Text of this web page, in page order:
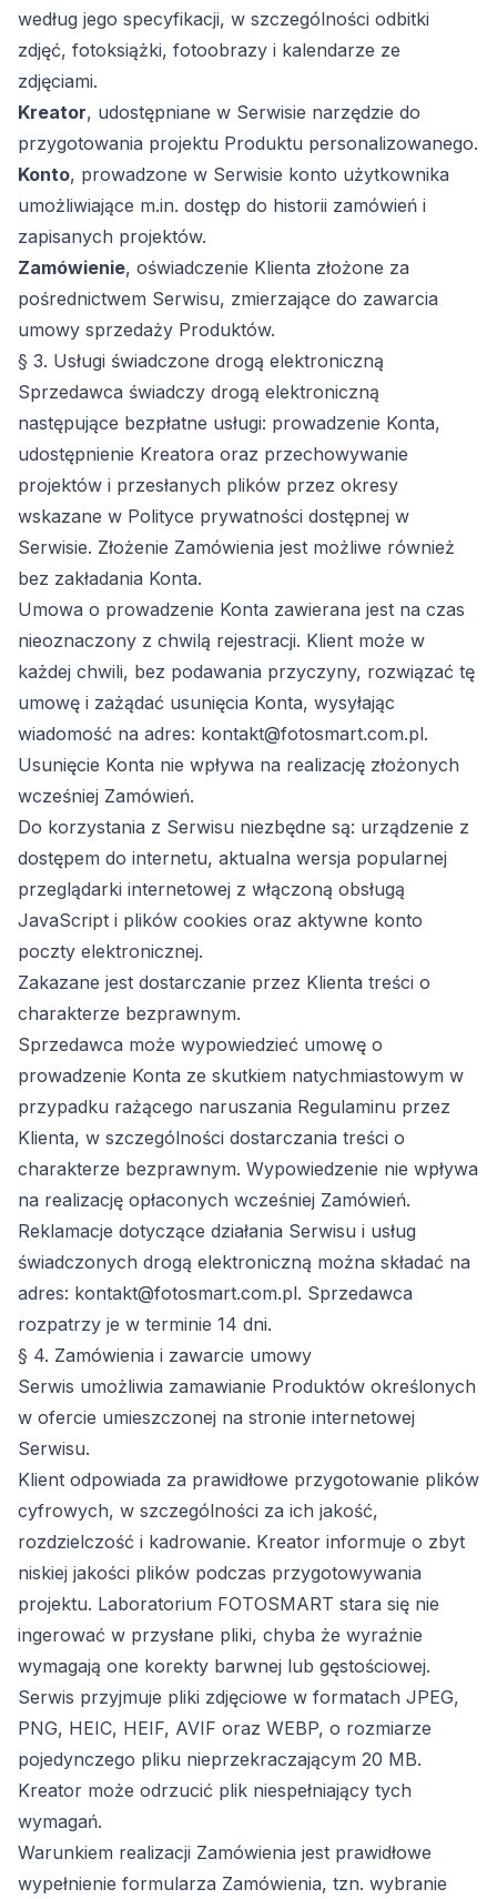
według jego specyfikacji, w szczególności odbitki
zdjęć, fotoksiążki, fotoobrazy i kalendarze ze
zdjęciami.
Kreator, udostępniane w Serwisie narzędzie do
przygotowania projektu Produktu personalizowanego.
Konto, prowadzone w Serwisie konto użytkownika
umożliwiające m.in. dostęp do historii zamówień i
zapisanych projektów.
Zamówienie, oświadczenie Klienta złożone za
pośrednictwem Serwisu, zmierzające do zawarcia
umowy sprzedaży Produktów.
§ 3. Usługi świadczone drogą elektroniczną
Sprzedawca świadczy drogą elektroniczną
następujące bezpłatne usługi: prowadzenie Konta,
udostępnienie Kreatora oraz przechowywanie
projektów i przesłanych plików przez okresy
wskazane w Polityce prywatności dostępnej w
Serwisie. Złożenie Zamówienia jest możliwe również
bez zakładania Konta.
Umowa o prowadzenie Konta zawierana jest na czas
nieoznaczony z chwilą rejestracji. Klient może w
każdej chwili, bez podawania przyczyny, rozwiązać tę
umowę i zażądać usunięcia Konta, wysyłając
wiadomość na adres: kontakt@fotosmart.com.pl.
Usunięcie Konta nie wpływa na realizację złożonych
wcześniej Zamówień.
Do korzystania z Serwisu niezbędne są: urządzenie z
dostępem do internetu, aktualna wersja popularnej
przeglądarki internetowej z włączoną obsługą
JavaScript i plików cookies oraz aktywne konto
poczty elektronicznej.
Zakazane jest dostarczanie przez Klienta treści o
charakterze bezprawnym.
Sprzedawca może wypowiedzieć umowę o
prowadzenie Konta ze skutkiem natychmiastowym w
przypadku rażącego naruszania Regulaminu przez
Klienta, w szczególności dostarczania treści o
charakterze bezprawnym. Wypowiedzenie nie wpływa
na realizację opłaconych wcześniej Zamówień.
Reklamacje dotyczące działania Serwisu i usług
świadczonych drogą elektroniczną można składać na
adres: kontakt@fotosmart.com.pl. Sprzedawca
rozpatrzy je w terminie 14 dni.
§ 4. Zamówienia i zawarcie umowy
Serwis umożliwia zamawianie Produktów określonych
w ofercie umieszczonej na stronie internetowej
Serwisu.
Klient odpowiada za prawidłowe przygotowanie plików
cyfrowych, w szczególności za ich jakość,
rozdzielczość i kadrowanie. Kreator informuje o zbyt
niskiej jakości plików podczas przygotowywania
projektu. Laboratorium FOTOSMART stara się nie
ingerować w przysłane pliki, chyba że wyraźnie
wymagają one korekty barwnej lub gęstościowej.
Serwis przyjmuje pliki zdjęciowe w formatach JPEG,
PNG, HEIC, HEIF, AVIF oraz WEBP, o rozmiarze
pojedynczego pliku nieprzekraczającym 20 MB.
Kreator może odrzucić plik niespełniający tych
wymagań.
Warunkiem realizacji Zamówienia jest prawidłowe
wypełnienie formularza Zamówienia, tzn. wybranie